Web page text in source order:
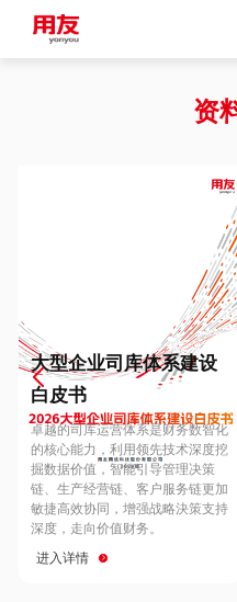
Europe
Hungary
Hong Kong
资
大型企业司库体系建设
白皮书
卓越的司库运营体系是财务数智化
的核心能力，利用领先技术深度挖
掘数据价值，智能引导管理决策
链、生产经营链、客户服务链更加
敏捷高效协同，增强战略決策支持
深度，走向价值财务。
进入详情